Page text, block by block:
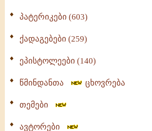
პატერიკები (603)
ქადაგებები (259)
ეპისტოლეები (140)
წმინდანთა ცხოვრება
თემები
ავტორები